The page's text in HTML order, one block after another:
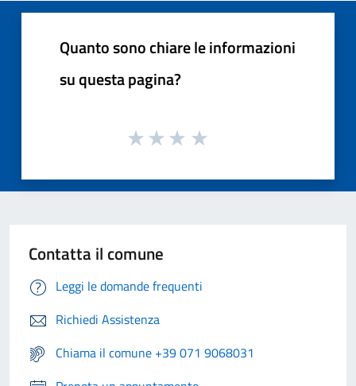
Quanto sono chiare le informazioni
su questa pagina?
Contatta il comune
Leggi le domande frequenti
Richiedi Assistenza
Chiama il comune +39 071 9068031